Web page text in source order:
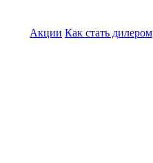
Акции Как стать дилером